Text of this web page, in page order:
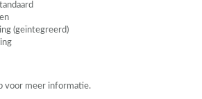
(geïntegreerd)
voor meer informatie.